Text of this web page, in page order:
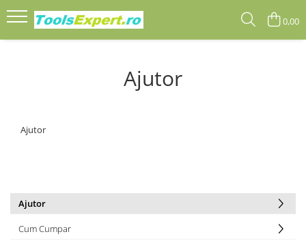
Produse
0,00
Ajutor
Ajutor
Ajutor
Cum Cumpar